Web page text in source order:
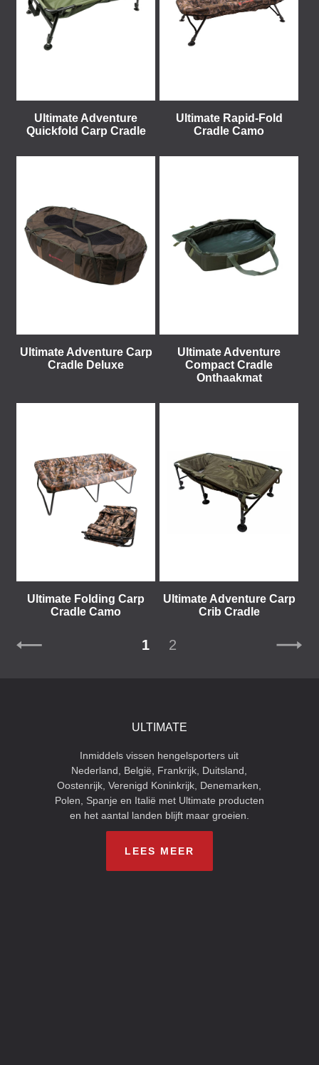
Ultimate Adventure
Quickfold Carp Cradle
Ultimate Rapid-Fold
Cradle Camo
Ultimate Adventure Carp
Cradle Deluxe
Ultimate Adventure
Compact Cradle
Onthaakmat
Ultimate Folding Carp
Cradle Camo
Ultimate Adventure Carp
Crib Cradle
1 2
ULTIMATE
Inmiddels vissen hengelsporters uit
Nederland, België, Frankrijk, Duitsland,
Oostenrijk, Verenigd Koninkrijk, Denemarken,
Polen, Spanje en Italië met Ultimate producten
en het aantal landen blijft maar groeien.
LEES MEER